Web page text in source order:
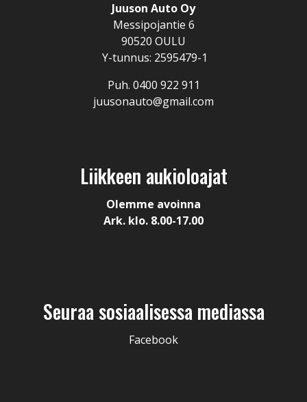
Juuson Auto Oy
Messipojantie 6
90520 OULU
Y-tunnus: 2595479-1
Puh. 0400 922 911
juusonauto@gmail.com
Liikkeen aukioloajat
Olemme avoinna
Ark. klo. 8.00-17.00
Seuraa sosiaalisessa mediassa
Facebook